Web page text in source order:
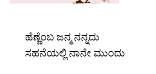
ಹೆಣ್ಣೆಂಬ ಜನ್ಮ ನನ್ನದು
ಸಹನೆಯಲ್ಲಿ ನಾನೇ ಮುಂದು